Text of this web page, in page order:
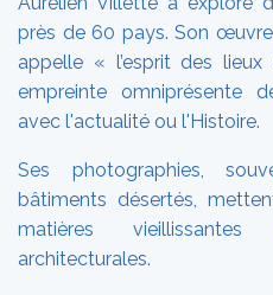
près de 60 pays. Son œuvre
appelle « l’esprit des
empreinte omniprésente
avec l'actualité ou l'Histoire.
Ses photographies,
bâtiments désertés,
matières
architecturales.